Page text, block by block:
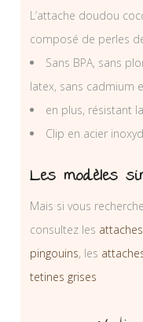
L’attache doudou
composé de perles
Sans BPA, sans
latex, sans cadmium
en plus, résistant
Clip en acier
Les modèles
Mais si vous
consultez les
pingouins, les
tetines grises